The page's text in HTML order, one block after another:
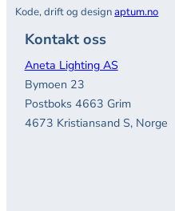
Kode, drift og designaptum.no
Kontakt oss
Aneta Lighting AS
Bymoen 23
Postboks 4663 Grim
4673 Kristiansand S, Norge